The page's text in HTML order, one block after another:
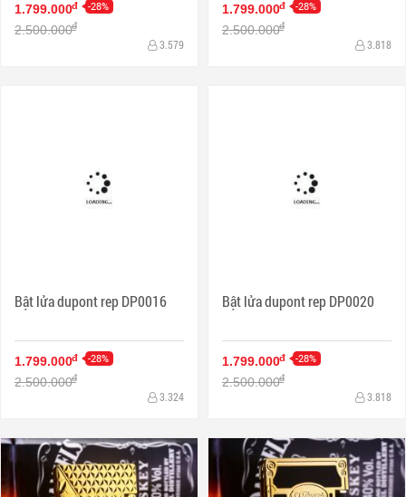
1.799.000đ -28%
2.500.000đ
3.579
1.799.000đ -28%
2.500.000đ
3.818
Bật lửa dupont rep DP0016
1.799.000đ -28%
2.500.000đ
3.324
Bật lửa dupont rep DP0020
1.799.000đ -28%
2.500.000đ
3.818